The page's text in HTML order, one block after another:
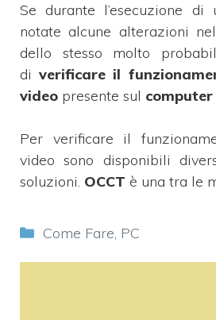
Se durante l’esecuzione di
notate alcune alterazioni
dello stesso molto
diverificare il
video presente sul computer
Per verificare il
video sono disponibili
soluzioni. OCCT è una tra le
Categorie
Come Fare, PC